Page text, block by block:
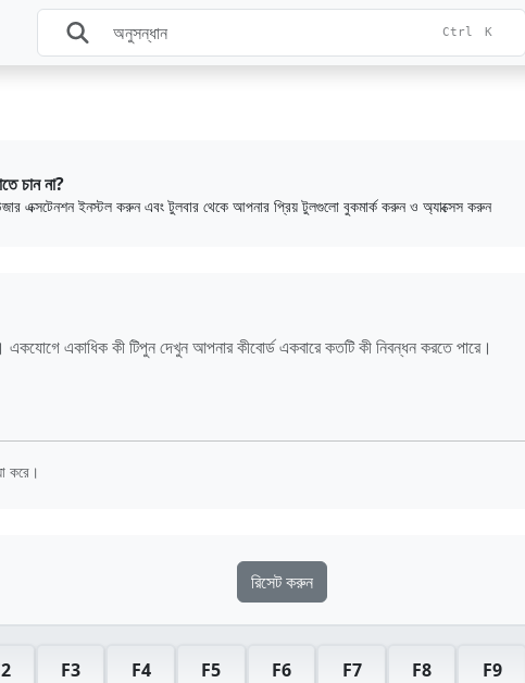
Ctrl K
চান না?
এক্সটেনশন ইনস্টল করুন এবং টুলবার থেকে আপনার প্রিয় টুলগুলো বুকমার্ক করুন ও অ্যাক্সেস করুন
একাধিক কী টিপুন দেখুন আপনার কীবোর্ড একবারে কতটি কী নিবন্ধন করতে পারে।
করে।
রিসেট করুন
F3 F4 F5 F6 F7 F8 F9